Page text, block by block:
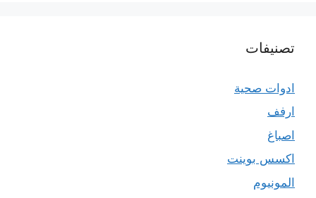
تصنيفات
ادوات صحية
ارفف
اصباغ
اكسس بوينت
المونيوم